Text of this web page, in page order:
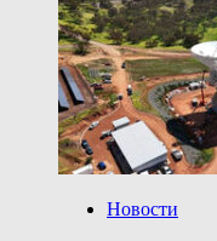
Уэбб
увидел
необычные
джеты
в
объекте
Солнечной
системы
Новости